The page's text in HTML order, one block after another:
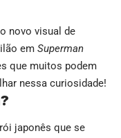
novo visual de
em Superman
que muitos podem
nessa curiosidade!
japonês que se